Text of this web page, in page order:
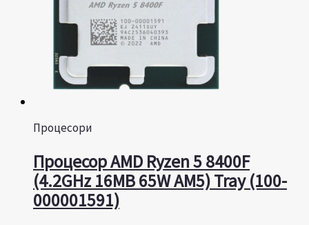
Процесори
Процесор AMD Ryzen 5 8400F
(4.2GHz 16MB 65W AM5) Tray (100-
000001591)